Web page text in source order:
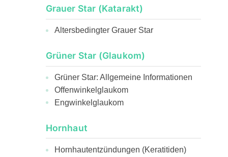
Grauer Star (Katarakt)
Altersbedingter Grauer Star
Grüner Star (Glaukom)
Grüner Star: Allgemeine Informationen
Offenwinkelglaukom
Engwinkelglaukom
Hornhaut
Hornhautentzündungen (Keratitiden)